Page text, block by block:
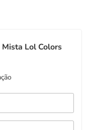
Lol Colors